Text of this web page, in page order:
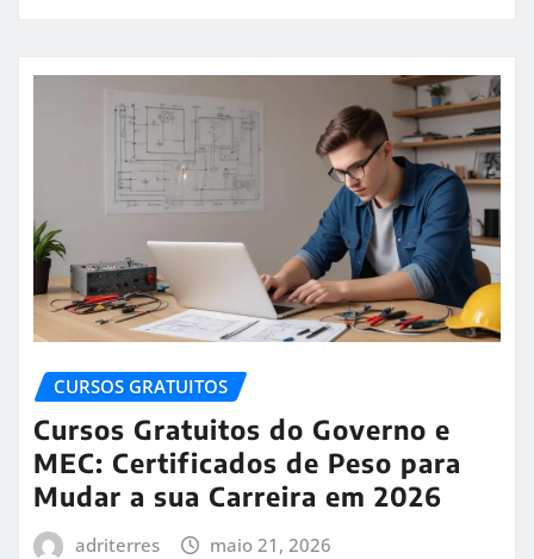
CURSOS GRATUITOS
Cursos Gratuitos do Governo e
MEC: Certificados de Peso para
Mudar a sua Carreira em 2026
adriterres maio 21, 2026